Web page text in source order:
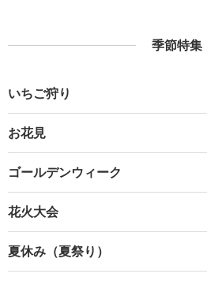
季節特集
いちご狩り
お花見
ゴールデンウィーク
花火大会
夏休み（夏祭り）